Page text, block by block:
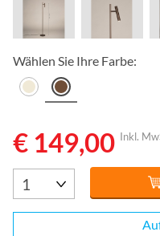
Wählen Sie Ihre Farbe:
€ 149,00 Inkl.